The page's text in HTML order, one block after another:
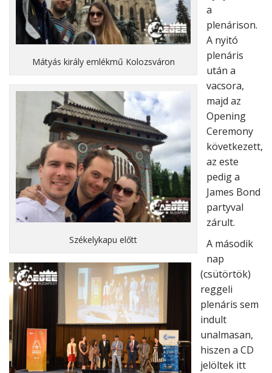
Mátyás király emlékmű Kolozsváron
Székelykapu előtt
a
plenárison.
A nyitó
plenáris
után a
vacsora,
majd az
Opening
Ceremony
következett,
az este
pedig a
James Bond
partyval
zárult.
A második
nap
(csütörtök)
reggeli
plenáris sem
indult
unalmasan,
hiszen a CD
jelöltek itt